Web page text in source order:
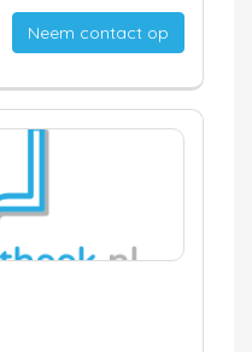
Neem contact op